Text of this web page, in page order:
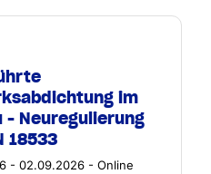
im
- Neuregulierung
18533
- 02.09.2026 - Online